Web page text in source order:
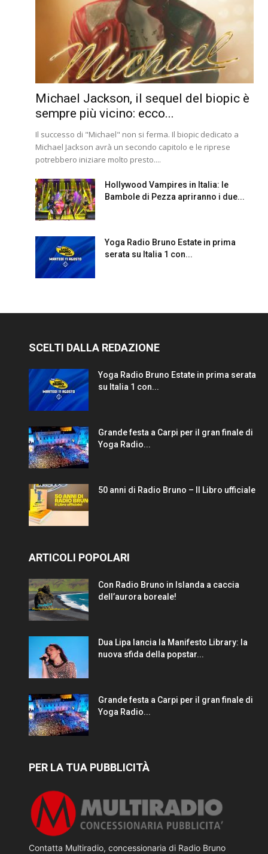
Michael Jackson, il sequel del biopic è
sempre più vicino: ecco...
Il successo di "Michael" non si ferma. Il biopic dedicato a
Michael Jackson avrà un secondo capitolo e le riprese
potrebbero iniziare molto presto....
Hollywood Vampires in Italia: le
Bambole di Pezza apriranno i due...
Yoga Radio Bruno Estate in prima
serata su Italia 1 con...
SCELTI DALLA REDAZIONE
Yoga Radio Bruno Estate in prima serata
su Italia 1 con...
Grande festa a Carpi per il gran finale di
Yoga Radio...
50 anni di Radio Bruno – Il Libro ufficiale
ARTICOLI POPOLARI
Con Radio Bruno in Islanda a caccia
dell’aurora boreale!
Dua Lipa lancia la Manifesto Library: la
nuova sfida della popstar...
Grande festa a Carpi per il gran finale di
Yoga Radio...
PER LA TUA PUBBLICITÀ
Contatta Multiradio, concessionaria di Radio Bruno